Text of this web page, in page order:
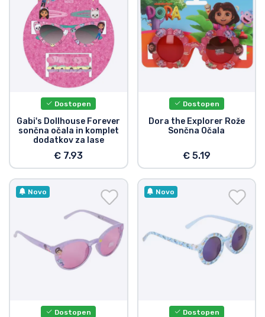
Dostopen
Gabi's Dollhouse Forever
sončna očala in komplet
dodatkov za lase
€ 7.93
Dostopen
Dora the Explorer Rože
Sončna Očala
€ 5.19
Novo
Dostopen
Novo
Dostopen